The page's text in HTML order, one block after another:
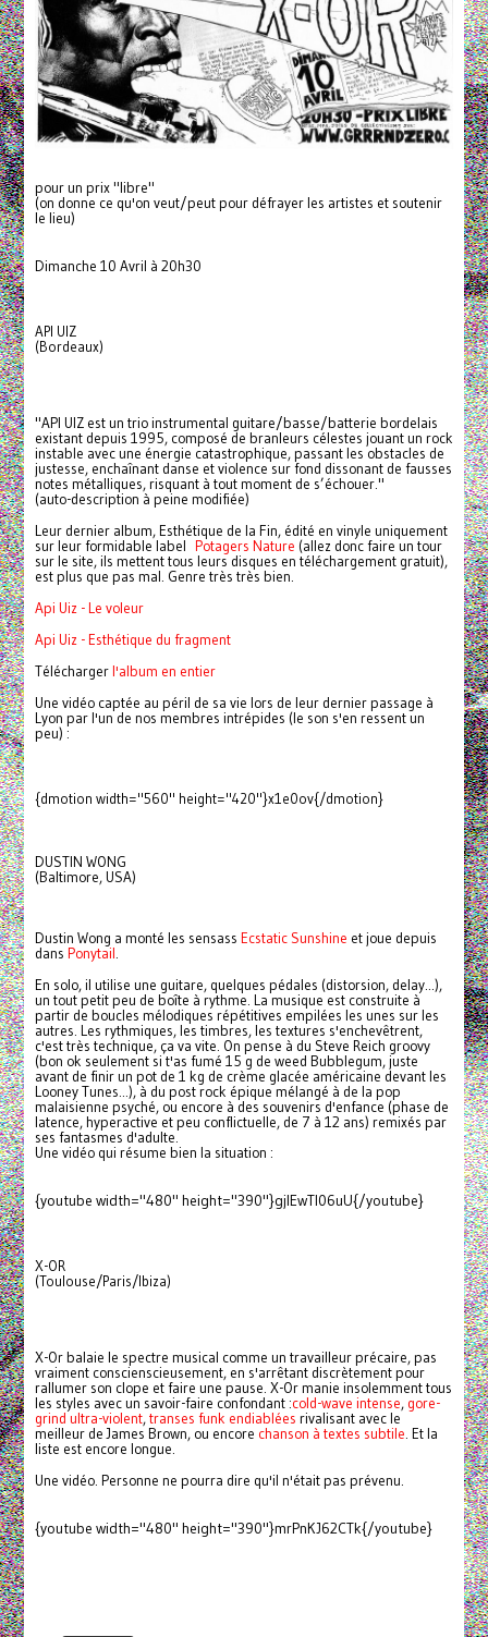
pour un prix "libre"
(on donne ce qu'on veut/peut pour défrayer les artistes et soutenir
le lieu)
Dimanche 10 Avril à 20h30
API UIZ
(Bordeaux)
"API UIZ est un trio instrumental guitare/basse/batterie bordelais
existant depuis 1995, composé de branleurs célestes jouant un rock
instable avec une énergie catastrophique, passant les obstacles de
justesse, enchaînant danse et violence sur fond dissonant de fausses
notes métalliques, risquant à tout moment de s’échouer."
(auto-description à peine modifiée)
Leur dernier album, Esthétique de la Fin, édité en vinyle uniquement
sur leur formidable label Potagers Nature (allez donc faire un tour
sur le site, ils mettent tous leurs disques en téléchargement gratuit),
est plus que pas mal. Genre très très bien.
Api Uiz - Le voleur
Api Uiz - Esthétique du fragment
Téléchargerl'album en entier
Une vidéo captée au péril de sa vie lors de leur dernier passage à
Lyon par l'un de nos membres intrépides (le son s'en ressent un
peu) :
{dmotion width="560" height="420"}x1e0ov{/dmotion}
DUSTIN WONG
(Baltimore, USA)
Dustin Wong a monté les sensass Ecstatic Sunshine et joue depuis
dans Ponytail.
En solo, il utilise une guitare, quelques pédales (distorsion, delay...),
un tout petit peu de boîte à rythme. La musique est construite à
partir de boucles mélodiques répétitives empilées les unes sur les
autres. Les rythmiques, les timbres, les textures s'enchevêtrent,
c'est très technique, ça va vite. On pense à du Steve Reich groovy
(bon ok seulement si t'as fumé 15 g de weed Bubblegum, juste
avant de finir un pot de 1 kg de crème glacée américaine devant les
Looney Tunes...), à du post rock épique mélangé à de la pop
malaisienne psyché, ou encore à des souvenirs d'enfance (phase de
latence, hyperactive et peu conflictuelle, de 7 à 12 ans) remixés par
ses fantasmes d'adulte.
Une vidéo qui résume bien la situation :
{youtube width="480" height="390"}gjlEwTl06uU{/youtube}
X-OR
(Toulouse/Paris/Ibiza)
X-Or balaie le spectre musical comme un travailleur précaire, pas
vraiment conscienscieusement, en s'arrêtant discrètement pour
rallumer son clope et faire une pause. X-Or manie insolemment tous
les styles avec un savoir-faire confondant :cold-wave intense, gore-
grind ultra-violent,transes funk endiablées rivalisant avec le
meilleur de James Brown, ou encore chanson à textes subtile. Et la
liste est encore longue.
Une vidéo. Personne ne pourra dire qu'il n'était pas prévenu.
{youtube width="480" height="390"}mrPnKJ62CTk{/youtube}